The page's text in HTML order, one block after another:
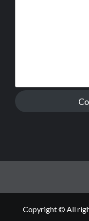
Copyright © All